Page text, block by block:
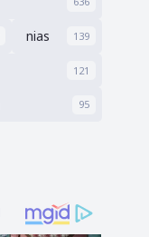
nias 139
121
95